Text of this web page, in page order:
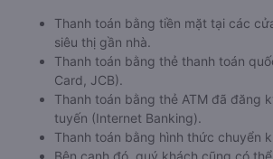
Thanh toán bằng tiền mặt tại các
siêu thị gần nhà.
Thanh toán bằng thẻ thanh toán
Card, JCB).
Thanh toán bằng thẻ ATM đã đăng
tuyến (Internet Banking).
Thanh toán bằng hình thức chuyển
Bên cạnh đó, quý khách cũng có